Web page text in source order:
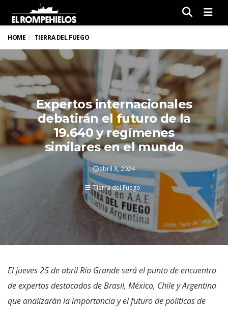
HOME TIERRA DEL FUEGO
Expertos internacionales
debatirán el futuro de la
19.640 y regímenes
similares en el mundo
abril 8, 2024
Tierra del Fuego
El jueves 25 de abril Río Grande será el punto de encuentro
de expertos destacados de Brasil, México, Chile y Argentina
que analizarán la importancia y el futuro de políticas de